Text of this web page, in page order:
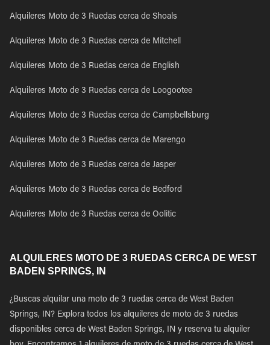
Alquileres Moto de 3 Ruedas cerca de Shoals
Alquileres Moto de 3 Ruedas cerca de Mitchell
Alquileres Moto de 3 Ruedas cerca de English
Alquileres Moto de 3 Ruedas cerca de Loogootee
Alquileres Moto de 3 Ruedas cerca de Campbellsburg
Alquileres Moto de 3 Ruedas cerca de Marengo
Alquileres Moto de 3 Ruedas cerca de Jasper
Alquileres Moto de 3 Ruedas cerca de Bedford
Alquileres Moto de 3 Ruedas cerca de Oolitic
ALQUILERES MOTO DE 3 RUEDAS CERCA DE WEST
BADEN SPRINGS, IN
¿Buscas alquilar una moto de 3 ruedas cerca de West Baden
Springs, IN? Explora todos los alquileres de moto de 3 ruedas
disponibles cerca de West Baden Springs, IN y reserva tu alquiler